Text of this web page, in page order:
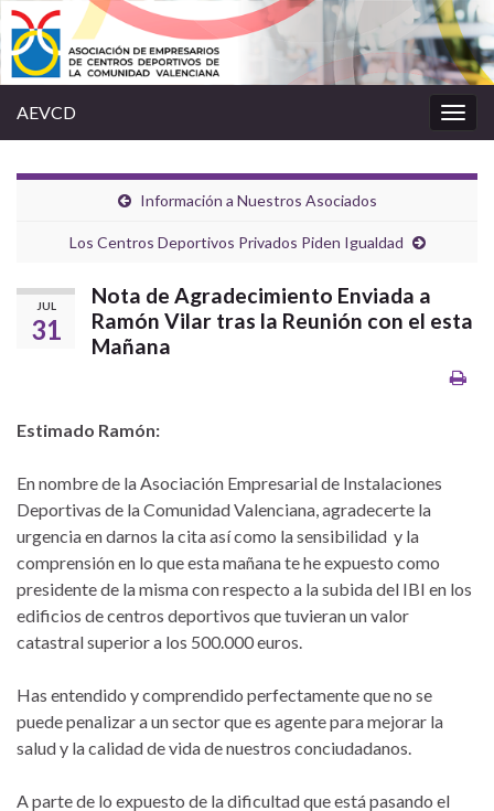
la
AEVCD
Información a Nuestros Asociados
Los Centros Deportivos Privados Piden Igualdad
JUL
31
Nota de Agradecimiento Enviada a
Ramón Vilar tras la Reunión con el esta
Mañana
Estimado Ramón:
En nombre de la Asociación Empresarial de Instalaciones
Deportivas de la Comunidad Valenciana, agradecerte la
urgencia en darnos la cita así como la sensibilidad y la
comprensión en lo que esta mañana te he expuesto como
presidente de la misma con respecto a la subida del IBI en los
edificios de centros deportivos que tuvieran un valor
catastral superior a los 500.000 euros.
Has entendido y comprendido perfectamente que no se
puede penalizar a un sector que es agente para mejorar la
salud y la calidad de vida de nuestros conciudadanos.
A parte de lo expuesto de la dificultad que está pasando el